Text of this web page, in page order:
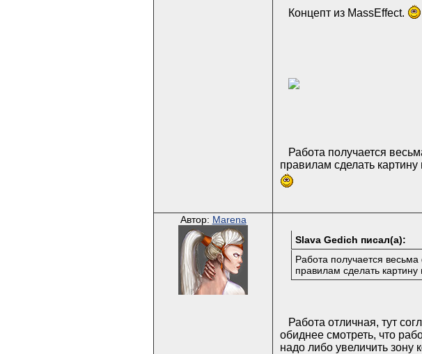
Концепт из MassEffect.
Работа получается
правилам сделать
Автор: Marena
Slava Gedich писал(а):
Работа получается
правилам сделать
Работа отличная, тут
обиднее смотреть, что
надо либо увеличить зону